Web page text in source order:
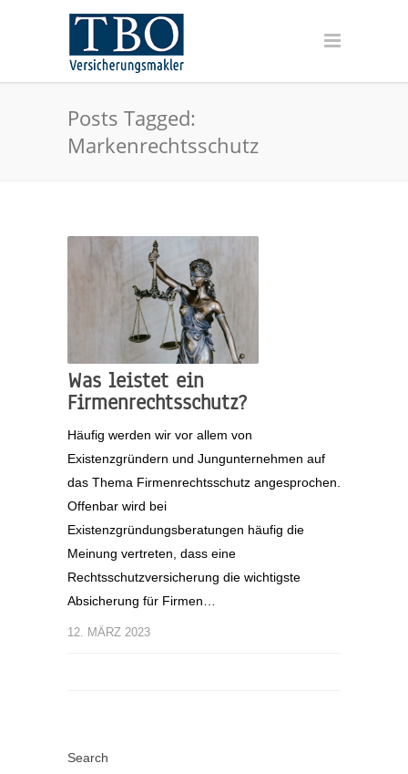
Posts Tagged:
Markenrechtsschutz
Was leistet ein
Firmenrechtsschutz?
Häufig werden wir vor allem von
Existenzgründern und Jungunternehmen auf
das Thema Firmenrechtsschutz angesprochen.
Offenbar wird bei
Existenzgründungsberatungen häufig die
Meinung vertreten, dass eine
Rechtsschutzversicherung die wichtigste
Absicherung für Firmen…
12. MÄRZ 2023
Search